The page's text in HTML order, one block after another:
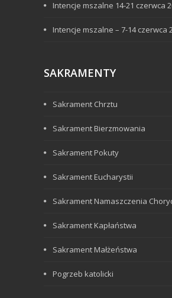
Intencje mszalne 14-21 czerwca
Intencje mszalne – 7-14 czerwca
SAKRAMENTY
Sakrament Chrztu
Sakrament Bierzmowania
Sakrament Pokuty
Sakrament Eucharystii
Sakrament Namaszczenia
Sakrament Kapłaństwa
Sakrament Małżeństwa
Pogrzeb katolicki